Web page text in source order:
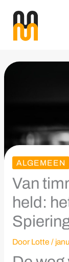
naar
inhoud
ALGEMEEN
Van
held:
Door Lotte /